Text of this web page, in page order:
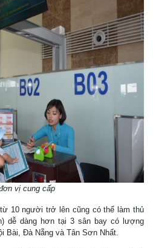
vị cung cấp
10 người trở lên cũng có thể làm thủ
dễ dàng hơn tại 3 sân bay có lượng
Bài, Đà Nẵng và Tân Sơn Nhất.